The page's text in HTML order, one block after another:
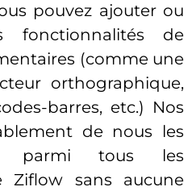
pouvez ajouter ou
fonctionnalités de
(comme une
orthographique,
barres, etc.) Nos
de nous les
parmi tous les
Ziflow sans aucune